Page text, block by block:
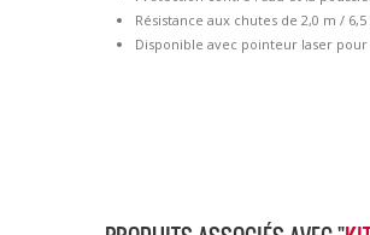
Résistance aux chutes de 2,0 m /
Disponible avec pointeur laser